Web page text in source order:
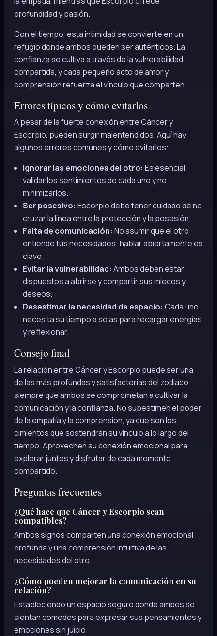
profundidad y pasión.
Con el tiempo, esta intimidad se convierte en un
refugio donde ambos pueden ser auténticos. La
confianza se cultiva a través de la vulnerabilidad
compartida, y cada pequeño acto de amor y
comprensión refuerza el vínculo que comparten.
Errores típicos y cómo evitarlos
A pesar de la fuerte conexión entre Cáncer y
Escorpio, pueden surgir malentendidos. Aquí hay
algunos errores comunes y cómo evitarlos:
Ignorar las emociones del otro: Es esencial
validar los sentimientos de cada uno y no
minimizarlos.
Ser posesivo: Escorpio debe tener cuidado de no
cruzar la línea entre la protección y la posesión.
Falta de comunicación: No asumir que el otro
entiende tus necesidades; hablar abiertamente es
clave.
Evitar la vulnerabilidad: Ambos deben estar
dispuestos a abrirse y compartir sus miedos y
deseos.
Desestimar la necesidad de espacio: Cada uno
necesita su tiempo a solas para recargar energías
y reflexionar.
Consejo final
La relación entre Cáncer y Escorpio puede ser una
de las más profundas y satisfactorias del zodiaco,
siempre que ambos se comprometan a cultivar la
comunicación y la confianza. No subestimen el poder
de la empatía y la comprensión, ya que son los
cimientos que sostendrán su vínculo a lo largo del
tiempo. Aprovechen su conexión emocional para
explorar juntos y disfrutar de cada momento
compartido.
Preguntas frecuentes
¿Qué hace que Cáncer y Escorpio sean
compatibles?
Ambos signos comparten una conexión emocional
profunda y una comprensión intuitiva de las
necesidades del otro.
¿Cómo pueden mejorar la comunicación en su
relación?
Estableciendo un espacio seguro donde ambos se
sientan cómodos para expresar sus pensamientos y
emociones sin juicio.